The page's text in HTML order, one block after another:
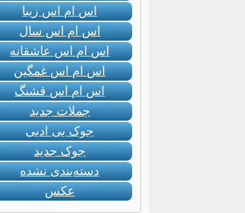
اس ام اس زیبا
اس ام اس سال
اس ام اس عاشقانه
اس ام اس غمگین
اس ام اس قشنگ
جملات جدید
جوک بی ادبی
جوک جدید
دسته‌بندی نشده
عکس